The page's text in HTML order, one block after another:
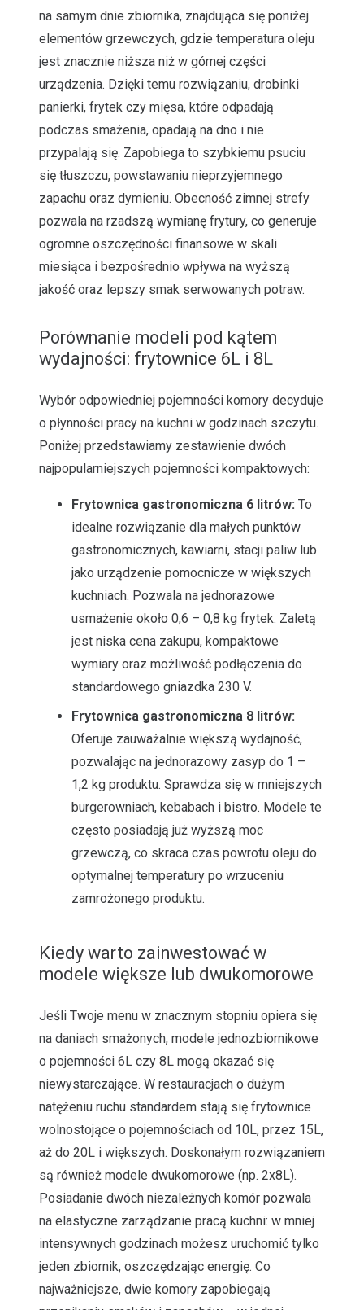
na samym dnie zbiornika, znajdująca się poniżej
elementów grzewczych, gdzie temperatura oleju
jest znacznie niższa niż w górnej części
urządzenia. Dzięki temu rozwiązaniu, drobinki
panierki, frytek czy mięsa, które odpadają
podczas smażenia, opadają na dno i nie
przypalają się. Zapobiega to szybkiemu psuciu
się tłuszczu, powstawaniu nieprzyjemnego
zapachu oraz dymieniu. Obecność zimnej strefy
pozwala na rzadszą wymianę frytury, co generuje
ogromne oszczędności finansowe w skali
miesiąca i bezpośrednio wpływa na wyższą
jakość oraz lepszy smak serwowanych potraw.
Porównanie modeli pod kątem
wydajności: frytownice 6L i 8L
Wybór odpowiedniej pojemności komory decyduje
o płynności pracy na kuchni w godzinach szczytu.
Poniżej przedstawiamy zestawienie dwóch
najpopularniejszych pojemności kompaktowych:
Frytownica gastronomiczna 6 litrów: To
idealne rozwiązanie dla małych punktów
gastronomicznych, kawiarni, stacji paliw lub
jako urządzenie pomocnicze w większych
kuchniach. Pozwala na jednorazowe
usmażenie około 0,6 – 0,8 kg frytek. Zaletą
jest niska cena zakupu, kompaktowe
wymiary oraz możliwość podłączenia do
standardowego gniazdka 230 V.
Frytownica gastronomiczna 8 litrów:
Oferuje zauważalnie większą wydajność,
pozwalając na jednorazowy zasyp do 1 –
1,2 kg produktu. Sprawdza się w mniejszych
burgerowniach, kebabach i bistro. Modele te
często posiadają już wyższą moc
grzewczą, co skraca czas powrotu oleju do
optymalnej temperatury po wrzuceniu
zamrożonego produktu.
Kiedy warto zainwestować w
modele większe lub dwukomorowe
Jeśli Twoje menu w znacznym stopniu opiera się
na daniach smażonych, modele jednozbiornikowe
o pojemności 6L czy 8L mogą okazać się
niewystarczające. W restauracjach o dużym
natężeniu ruchu standardem stają się frytownice
wolnostojące o pojemnościach od 10L, przez 15L,
aż do 20L i większych. Doskonałym rozwiązaniem
są również modele dwukomorowe (np. 2x8L).
Posiadanie dwóch niezależnych komór pozwala
na elastyczne zarządzanie pracą kuchni: w mniej
intensywnych godzinach możesz uruchomić tylko
jeden zbiornik, oszczędzając energię. Co
najważniejsze, dwie komory zapobiegają